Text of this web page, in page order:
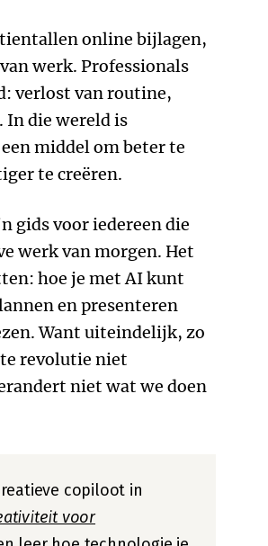
online bijlagen,
werk. Professionals
verlost van routine,
die wereld is
middel om beter te
te creëren.
gids voor iedereen die
werk van morgen. Het
hoe je met AI kunt
en presenteren
Want uiteindelijk, zo
revolutie niet
niet wat we doen
copiloot in
voor